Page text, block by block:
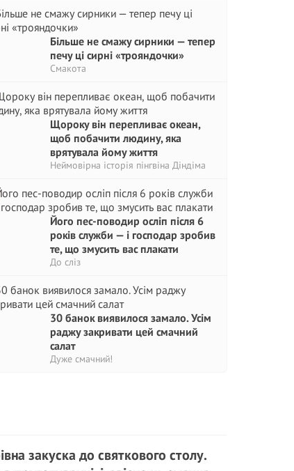
Більше не смажу сирники — тепер
печу ці сирні «трояндочки»
Смакота
Щороку він перепливає океан,
щоб побачити людину, яка
врятувала йому життя
Неймовірна історія пінгвіна Діндіма
Його пес-поводир осліп після 6
років служби — і господар зробив
те, що змусить вас плакати
До сліз
30 банок виявилося замало. Усім
раджу закривати цей смачний
салат
Дуже смачний!